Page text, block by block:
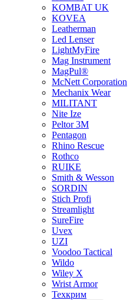
KOMBAT UK
KOVEA
Leatherman
Led Lenser
LightMyFire
Mag Instrument
MagPul®
McNett Corporation
Mechanix Wear
MILITANT
Nite Ize
Peltor 3M
Pentagon
Rhino Rescue
Rothco
RUIKE
Smith & Wesson
SORDIN
Stich Profi
Streamlight
SureFire
Uvex
UZI
Voodoo Tactical
Wildo
Wiley X
Wrist Armor
Техкрим